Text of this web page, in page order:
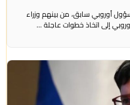
– بث مباشر دعا أكثر من 400 مسؤول أوروبي سابق، من بينهم وزراء
إلى اتخاذ خطوات عاجلة ...